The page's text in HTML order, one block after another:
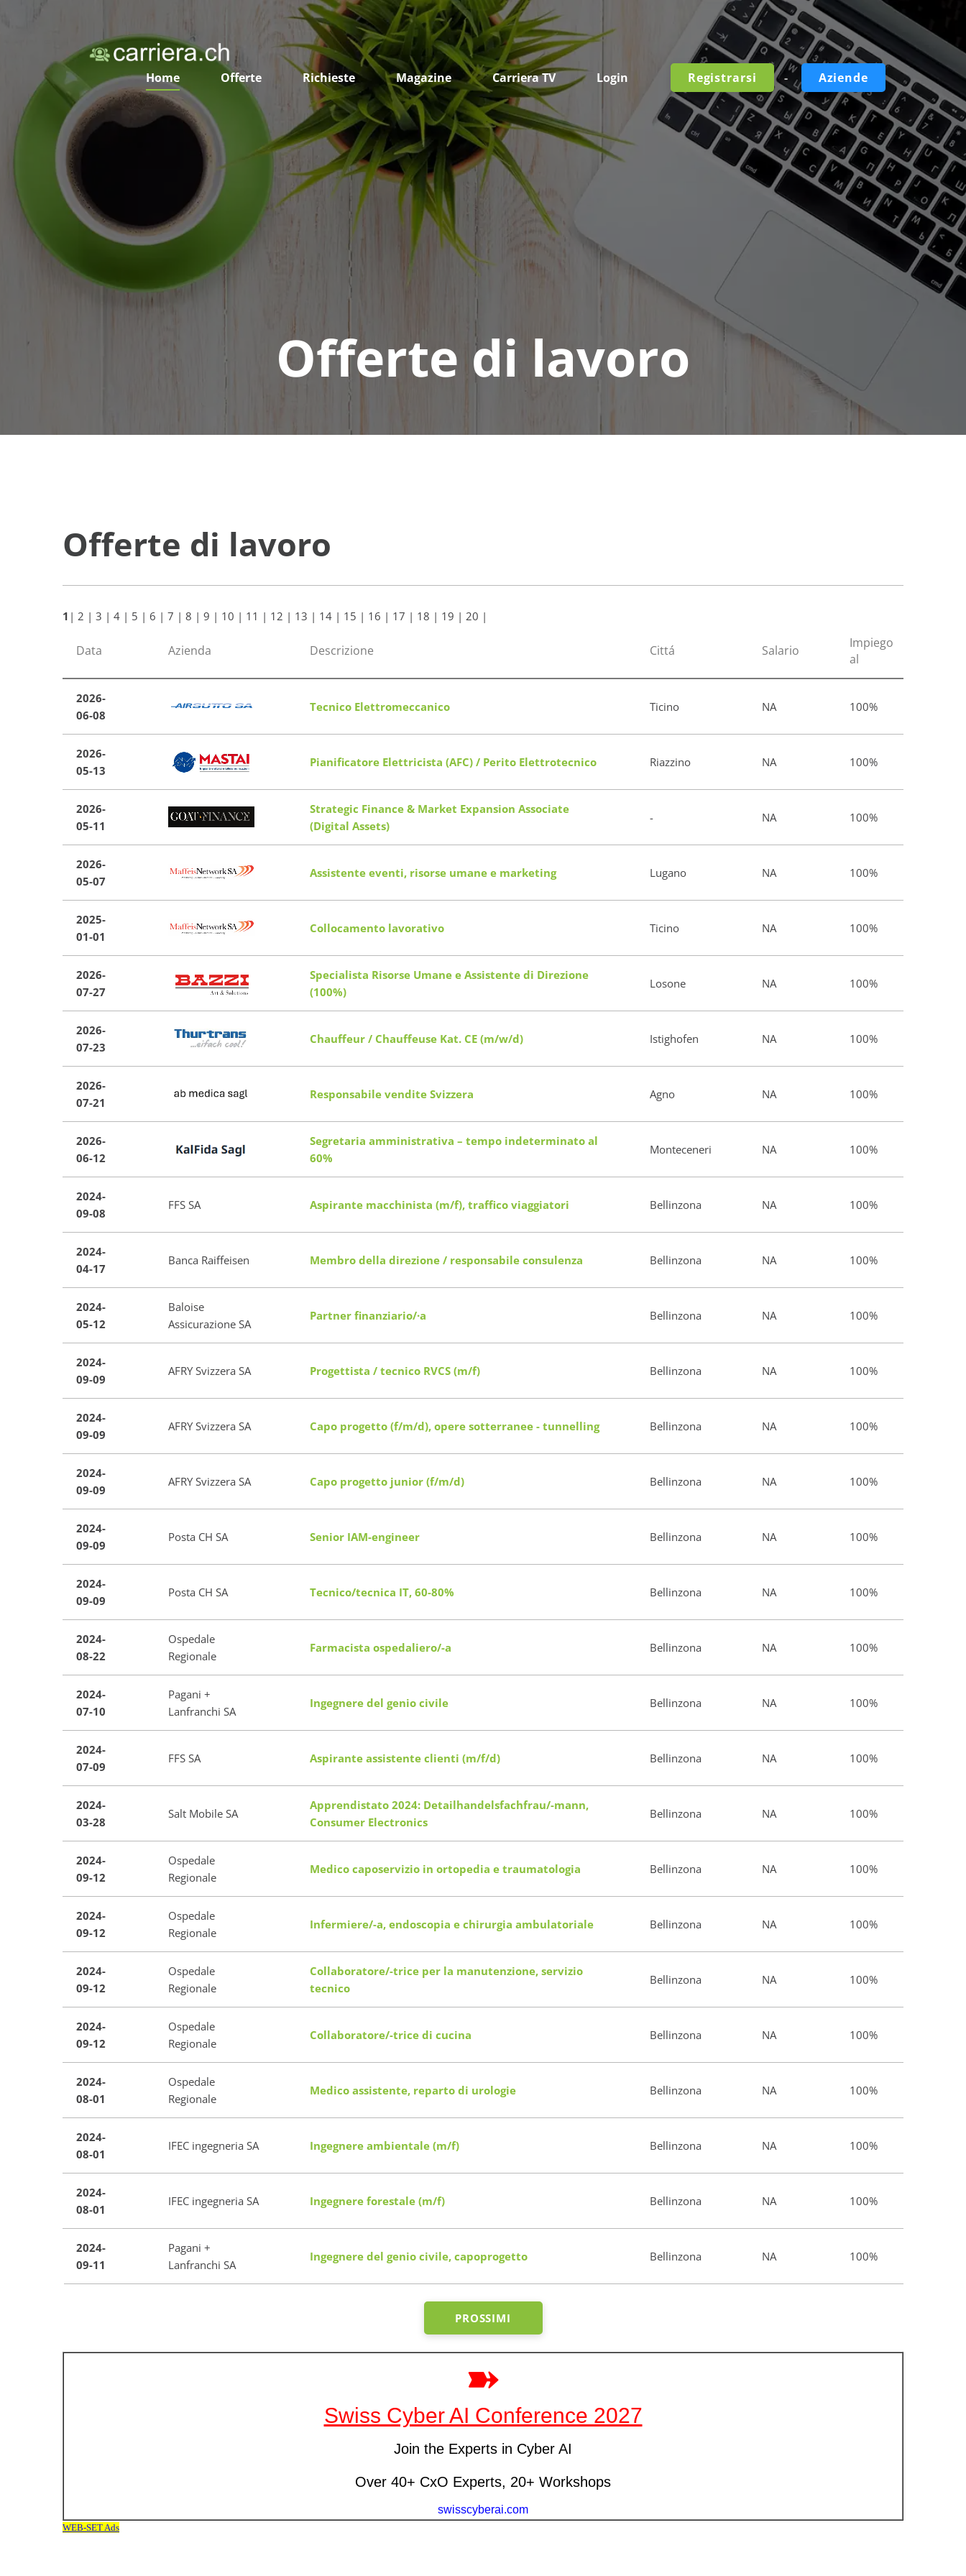
Home Offerte Richieste Magazine Carriera TV Login Registrarsi - Aziende
Offerte di lavoro
Offerte di lavoro
1 | 2 | 3 | 4 | 5 | 6 | 7 | 8 | 9 | 10 | 11 | 12 | 13 | 14 | 15 | 16 | 17 | 18 | 19 | 20 |
Data Azienda Descrizione Cittá Salario
Impiego
al
2026-
06-08
Tecnico Elettromeccanico Ticino NA 100%
2026-
05-13
Pianificatore Elettricista (AFC) / Perito Elettrotecnico Riazzino NA 100%
2026-
05-11
Strategic Finance & Market Expansion Associate
(Digital Assets)
- NA 100%
2026-
05-07
Assistente eventi, risorse umane e marketing Lugano NA 100%
2025-
01-01
Collocamento lavorativo Ticino NA 100%
2026-
07-27
Specialista Risorse Umane e Assistente di Direzione
(100%)
Losone NA 100%
2026-
07-23
Chauffeur / Chauffeuse Kat. CE (m/w/d) Istighofen NA 100%
2026-
07-21
Responsabile vendite Svizzera Agno NA 100%
2026-
06-12
Segretaria amministrativa – tempo indeterminato al
60%
Monteceneri NA 100%
2024-
09-08
FFS SA Aspirante macchinista (m/f), traffico viaggiatori Bellinzona NA 100%
2024-
04-17
Banca Raiffeisen Membro della direzione / responsabile consulenza Bellinzona NA 100%
2024-
05-12
Baloise
Assicurazione SA
Partner finanziario/·a Bellinzona NA 100%
2024-
09-09
AFRY Svizzera SA Progettista / tecnico RVCS (m/f) Bellinzona NA 100%
2024-
09-09
AFRY Svizzera SA Capo progetto (f/m/d), opere sotterranee - tunnelling Bellinzona NA 100%
2024-
09-09
AFRY Svizzera SA Capo progetto junior (f/m/d) Bellinzona NA 100%
2024-
09-09
Posta CH SA Senior IAM-engineer Bellinzona NA 100%
2024-
09-09
Posta CH SA Tecnico/tecnica IT, 60-80% Bellinzona NA 100%
2024-
08-22
Ospedale
Regionale
Farmacista ospedaliero/-a Bellinzona NA 100%
2024-
07-10
Pagani +
Lanfranchi SA
Ingegnere del genio civile Bellinzona NA 100%
2024-
07-09
FFS SA Aspirante assistente clienti (m/f/d) Bellinzona NA 100%
2024-
03-28
Salt Mobile SA
Apprendistato 2024: Detailhandelsfachfrau/-mann,
Consumer Electronics
Bellinzona NA 100%
2024-
09-12
Ospedale
Regionale
Medico caposervizio in ortopedia e traumatologia Bellinzona NA 100%
2024-
09-12
Ospedale
Regionale
Infermiere/-a, endoscopia e chirurgia ambulatoriale Bellinzona NA 100%
2024-
09-12
Ospedale
Regionale
Collaboratore/-trice per la manutenzione, servizio
tecnico
Bellinzona NA 100%
2024-
09-12
Ospedale
Regionale
Collaboratore/-trice di cucina Bellinzona NA 100%
2024-
08-01
Ospedale
Regionale
Medico assistente, reparto di urologie Bellinzona NA 100%
2024-
08-01
IFEC ingegneria SA Ingegnere ambientale (m/f) Bellinzona NA 100%
2024-
08-01
IFEC ingegneria SA Ingegnere forestale (m/f) Bellinzona NA 100%
2024-
09-11
Pagani +
Lanfranchi SA
Ingegnere del genio civile, capoprogetto Bellinzona NA 100%
PROSSIMI